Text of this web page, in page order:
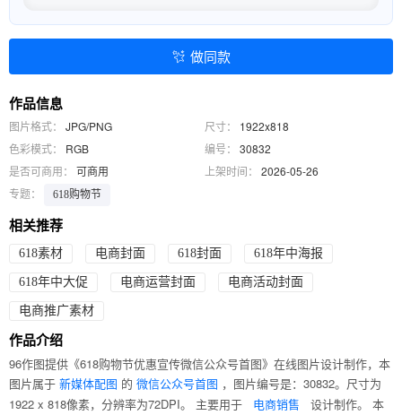
做同款
作品信息
图片格式： JPG/PNG 尺寸：
1922x818
色彩模式：
RGB 编号：
30832
是否可商用：
可商用 上架时间：
2026-05-26
专题：
618购物节
相关推荐
618素材 电商封面 618封面 618年中海报
618年中大促 电商运营封面 电商活动封面
电商推广素材
作品介绍
96作图提供《618购物节优惠宣传微信公众号首图》在线图片设计制作，本
图片属于 新媒体配图 的 微信公众号首图 ，图片编号是：30832。尺寸为
1922 x 818像素，分辨率为72DPI。 主要用于
电商销售
设计制作。 本